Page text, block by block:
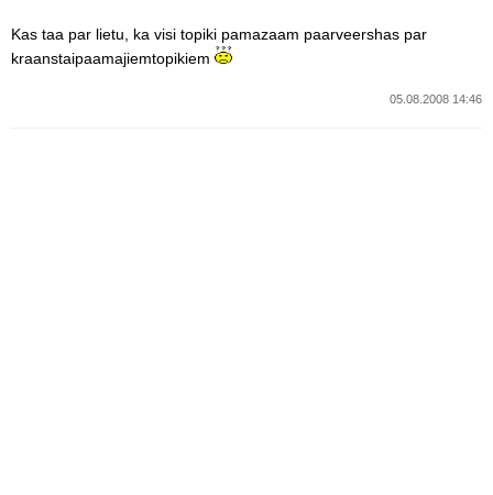
Kas taa par lietu, ka visi topiki pamazaam paarveershas par
kraanstaipaamajiemtopikiem
05.08.2008 14:46